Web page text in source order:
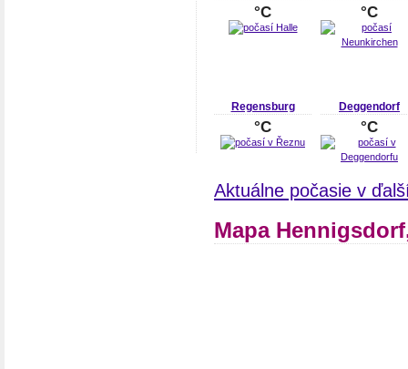
°C °C
Regensburg
°C
Deggendorf
°C
Aktuálne počasie v
Mapa